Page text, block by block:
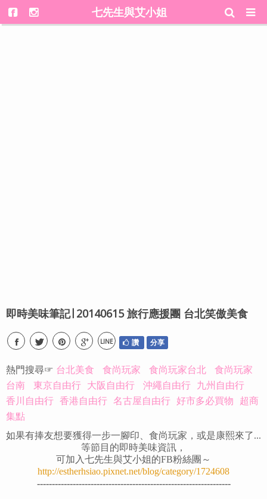
七先生與艾小姐
即時美味筆記∣ 20140615 旅行應援團 台北笑傲美食
LINE 讚 分享
熱門搜尋☞ 台北美食 食尚玩家 食尚玩家台北
食尚玩家
台南
東京自由行 大阪自由行 沖繩自由行 九州自由行
香川自由行 香港自由行 名古屋自由行 好市多必買物 超商
集點
如果有捧友想要獲得一步一腳印、食尚玩家，或是康熙來了...
等節目的即時美味資訊，
可加入七先生與艾小姐的FB粉絲團～
http://estherhsiao.pixnet.net/blog/category/1724608
-----------------------------------------------------------------